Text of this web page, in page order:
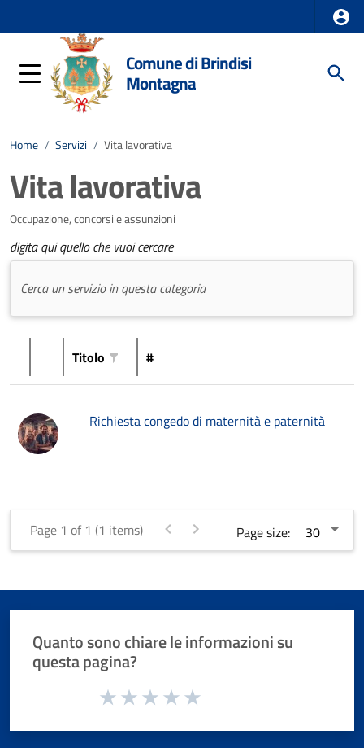
Comune di Brindisi
Montagna
Home / Servizi / Vita lavorativa
Vita lavorativa
Occupazione, concorsi e assunzioni
digita qui quello che vuoi cercare
Titolo #
Richiesta congedo di maternità e paternità
Page 1 of 1 (1 items) Page size:
Quanto sono chiare le informazioni su
questa pagina?
Valuta da 1 a 5 stelle la pagina